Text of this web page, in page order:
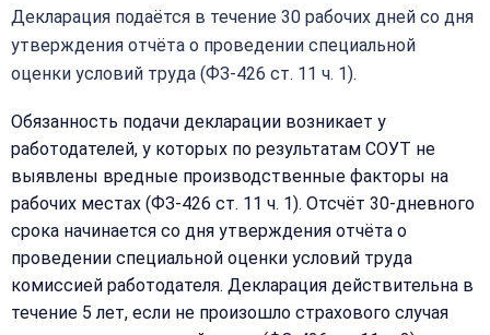
Закрыть
меню
Декларация подаётся в течение 30 рабочих дней со дня
утверждения отчёта о проведении специальной
оценки условий труда (ФЗ-426 ст. 11 ч. 1).
Обязанность подачи декларации возникает у
работодателей, у которых по результатам СОУТ не
выявлены вредные производственные факторы на
рабочих местах (ФЗ-426 ст. 11 ч. 1). Отсчёт 30-дневного
срока начинается со дня утверждения отчёта о
проведении специальной оценки условий труда
комиссией работодателя. Декларация действительна в
течение 5 лет, если не произошло страхового случая
Написать
нам
Имя:
Бесплатная
консультация
Оставьте
имя
телефон